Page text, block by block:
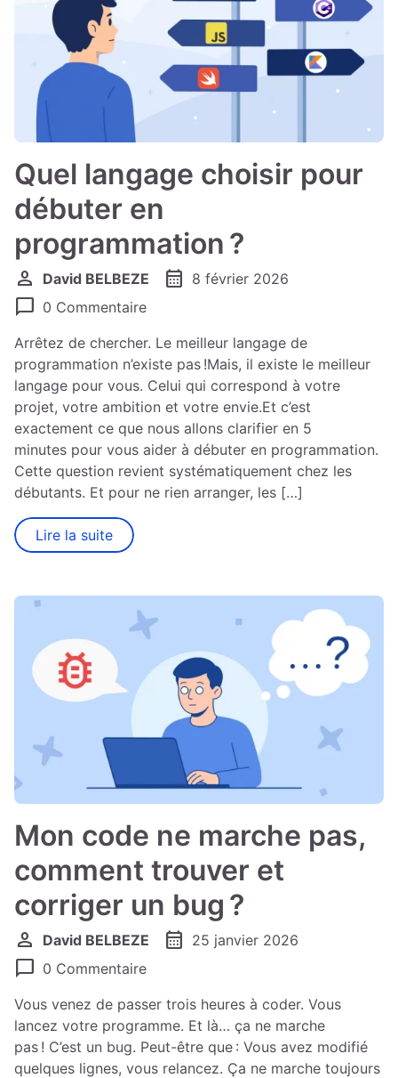
Quel langage choisir pour
débuter en
programmation ?
person David BELBEZE calendar_month 8 février 2026
chat_bubble 0 Commentaire
Arrêtez de chercher. Le meilleur langage de
programmation n’existe pas !Mais, il existe le meilleur
langage pour vous. Celui qui correspond à votre
projet, votre ambition et votre envie.Et c’est
exactement ce que nous allons clarifier en 5
minutes pour vous aider à débuter en programmation.
Cette question revient systématiquement chez les
débutants. Et pour ne rien arranger, les […]
Lire la suite
Mon code ne marche pas,
comment trouver et
corriger un bug ?
person David BELBEZE calendar_month 25 janvier 2026
chat_bubble 0 Commentaire
Vous venez de passer trois heures à coder. Vous
lancez votre programme. Et là…​ ça ne marche
pas ! C’est un bug. Peut-être que : Vous avez modifié
quelques lignes, vous relancez. Ça ne marche toujours